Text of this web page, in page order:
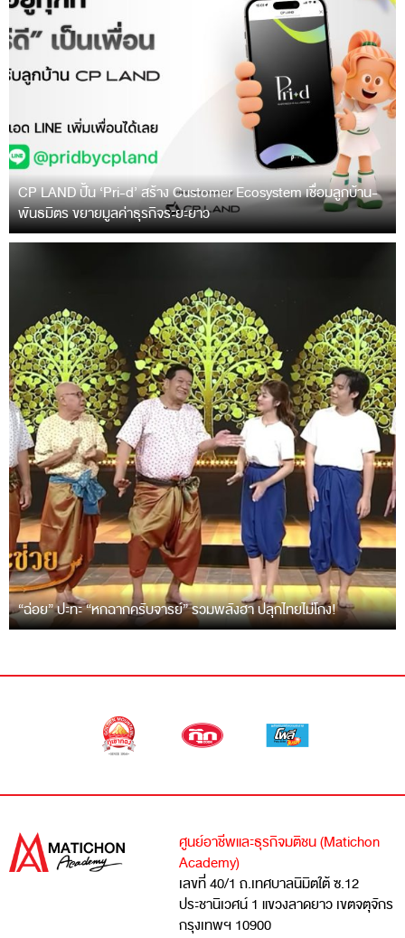
CP LAND ปั้น ‘Pri-d’ สร้าง Customer Ecosystem เชื่อมลูกบ้าน-
พันธมิตร ขยายมูลค่าธุรกิจระยะยาว
“ฉ่อย” ปะทะ “หกฉากครับจารย์” รวมพลังฮา ปลุกไทยไม่โกง!
ศูนย์อาชีพและธุรกิจมติชน (Matichon
Academy)
เลขที่ 40/1 ถ.เทศบาลนิมิตใต้ ซ.12
ประชานิเวศน์ 1 แขวงลาดยาว เขตจตุจักร
กรุงเทพฯ 10900